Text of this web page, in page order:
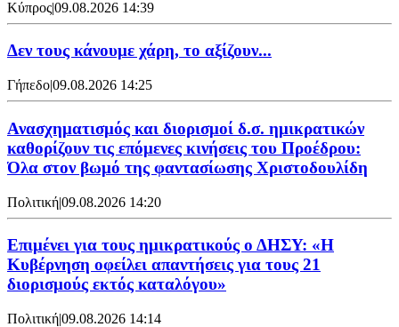
Κύπρος|09.08.2026 14:39
Δεν τους κάνουμε χάρη, το αξίζουν...
Γήπεδο|09.08.2026 14:25
Ανασχηματισμός και διορισμοί δ.σ. ημικρατικών
καθορίζουν τις επόμενες κινήσεις του Προέδρου:
Όλα στον βωμό της φαντασίωσης Χριστοδουλίδη
Πολιτική|09.08.2026 14:20
Επιμένει για τους ημικρατικούς ο ΔΗΣΥ: «Η
Κυβέρνηση οφείλει απαντήσεις για τους 21
διορισμούς εκτός καταλόγου»
Πολιτική|09.08.2026 14:14